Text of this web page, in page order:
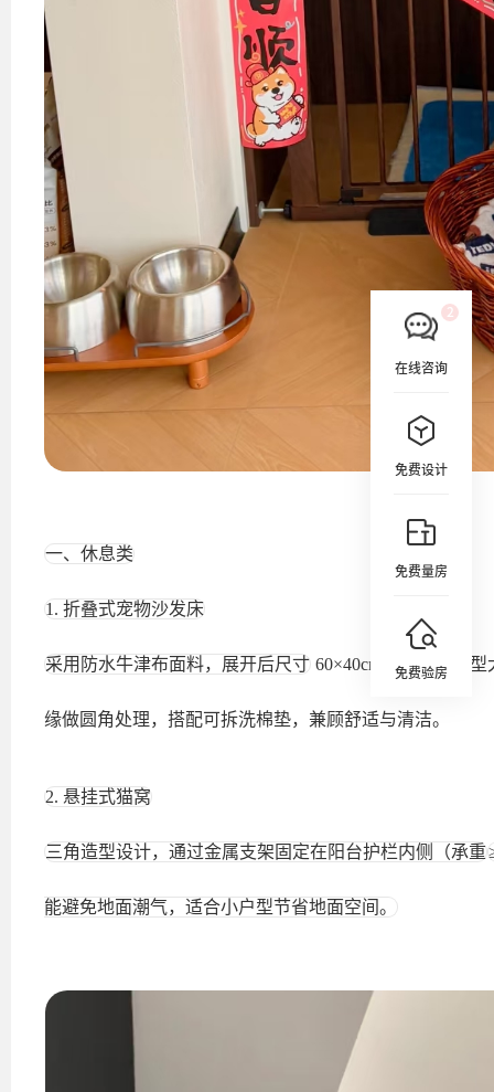
在线咨询
免费设计
免费量房
免费验房
一、休息类
1. 折叠式宠物沙发床
采用防水牛津布面料，展开后尺寸 60×40cm，适合中小
缘做圆角处理，搭配可拆洗棉垫，兼顾舒适与清洁。
2. 悬挂式猫窝
三角造型设计，通过金属支架固定在阳台护栏内侧（承重
能避免地面潮气，适合小户型节省地面空间。